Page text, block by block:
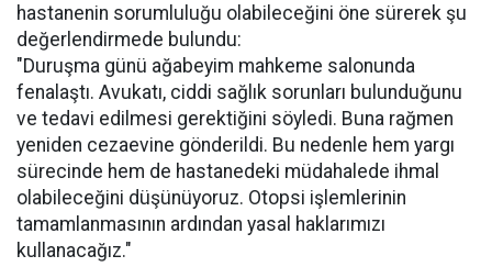
hastanenin sorumluluğu olabileceğini öne sürerek şu
değerlendirmede bulundu:
"Duruşma günü ağabeyim mahkeme salonunda
fenalaştı. Avukatı, ciddi sağlık sorunları bulunduğunu
ve tedavi edilmesi gerektiğini söyledi. Buna rağmen
yeniden cezaevine gönderildi. Bu nedenle hem yargı
sürecinde hem de hastanedeki müdahalede ihmal
olabileceğini düşünüyoruz. Otopsi işlemlerinin
tamamlanmasının ardından yasal haklarımızı
kullanacağız."